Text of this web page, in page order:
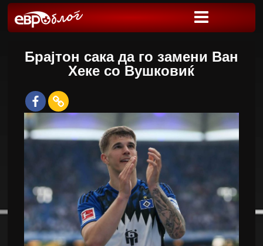
Брајтон сака да го замени Ван
Хеке со Вушковиќ